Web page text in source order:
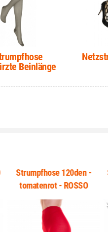
Beinlänge
120den -
- ROSSO